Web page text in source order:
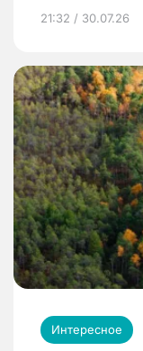
21:32 / 30.07.26
Интересное